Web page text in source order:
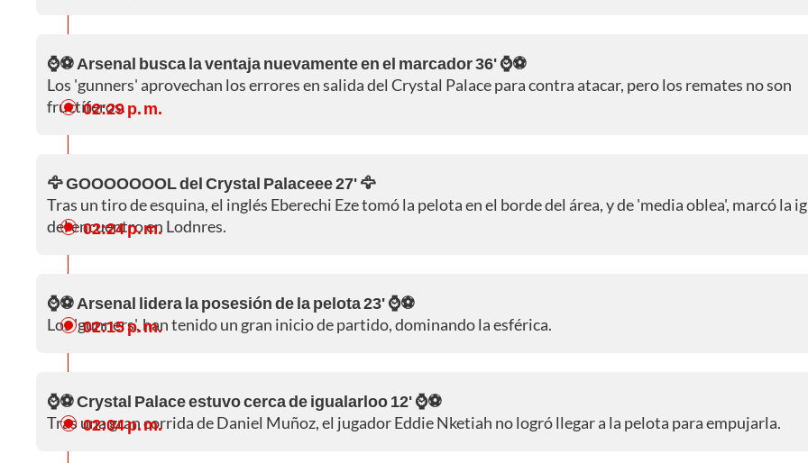
⌚⚽ Arsenal busca la ventaja nuevamente en el marcador 36' ⌚⚽
Los 'gunners' aprovechan los errores en salida del Crystal Palace para contra atacar, pero los remates no son
fructíferos.
02:29 p. m.
🦅 GOOOOOOOL del Crystal Palaceee 27' 🦅
Tras un tiro de esquina, el inglés Eberechi Eze tomó la pelota en el borde del área, y de 'media oblea', marcó la
del encuentro en Lodnres.
02:24 p. m.
⌚⚽ Arsenal lidera la posesión de la pelota 23' ⌚⚽
Los 'gunners', han tenido un gran inicio de partido, dominando la esférica.
02:15 p. m.
⌚⚽ Crystal Palace estuvo cerca de igualarloo 12' ⌚⚽
Tras una gran corrida de Daniel Muñoz, el jugador Eddie Nketiah no logró llegar a la pelota para empujarla.
02:04 p. m.